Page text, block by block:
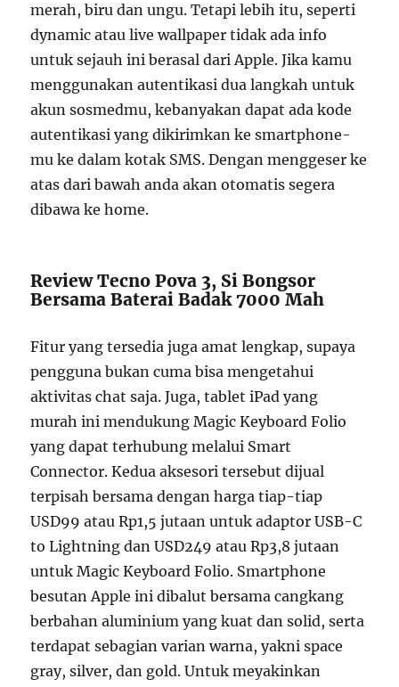
merah, biru dan ungu. Tetapi lebih itu, seperti
dynamic atau live wallpaper tidak ada info
untuk sejauh ini berasal dari Apple. Jika kamu
menggunakan autentikasi dua langkah untuk
akun sosmedmu, kebanyakan dapat ada kode
autentikasi yang dikirimkan ke smartphone-
mu ke dalam kotak SMS. Dengan menggeser ke
atas dari bawah anda akan otomatis segera
dibawa ke home.
Review Tecno Pova 3, Si Bongsor
Bersama Baterai Badak 7000 Mah
Fitur yang tersedia juga amat lengkap, supaya
pengguna bukan cuma bisa mengetahui
aktivitas chat saja. Juga, tablet iPad yang
murah ini mendukung Magic Keyboard Folio
yang dapat terhubung melalui Smart
Connector. Kedua aksesori tersebut dijual
terpisah bersama dengan harga tiap-tiap
USD99 atau Rp1,5 jutaan untuk adaptor USB-C
to Lightning dan USD249 atau Rp3,8 jutaan
untuk Magic Keyboard Folio. Smartphone
besutan Apple ini dibalut bersama cangkang
berbahan aluminium yang kuat dan solid, serta
terdapat sebagian varian warna, yakni space
gray, silver, dan gold. Untuk meyakinkan